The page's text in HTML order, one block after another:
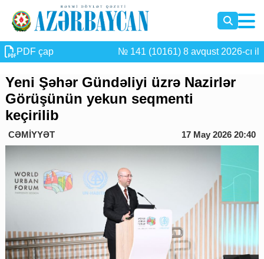
PDF çap № 141 (10161) 8 avqust 2026-cı il
Yeni Şəhər Gündəliyi üzrə Nazirlər
Görüşünün yekun seqmenti
keçirilib
CƏMİYYƏT 17 May 2026 20:40